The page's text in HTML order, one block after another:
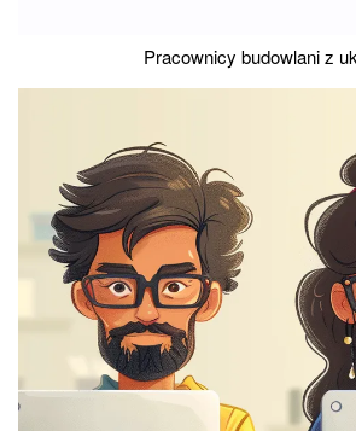
Pracownicy budowlani z